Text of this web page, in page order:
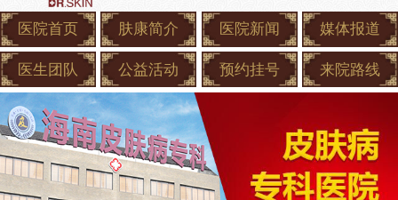
医院首页 肤康简介 医院新闻 媒体报道
医生团队 公益活动 预约挂号 来院路线